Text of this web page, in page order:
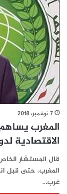
7 نوفمبر، 2018
الاقتصادية
قال المستشار الخاص
المغرب، حتى قبل
غرب…